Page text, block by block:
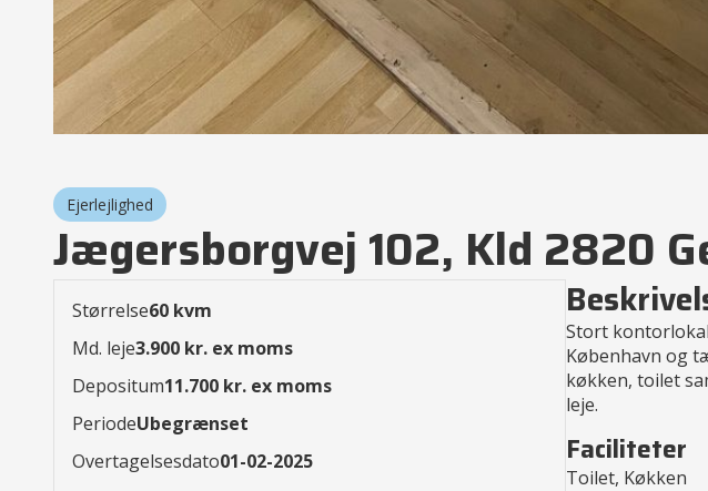
Ejerlejlighed
Jægersborgvej 102, Kld 2820
Størrelse60 kvm
Md. leje3.900 kr. ex moms
Depositum11.700 kr. ex moms
PeriodeUbegrænset
Overtagelsesdato01-02-2025
Stort
København og
køkken, toilet
leje.
Faciliteter
Toilet, Køkken